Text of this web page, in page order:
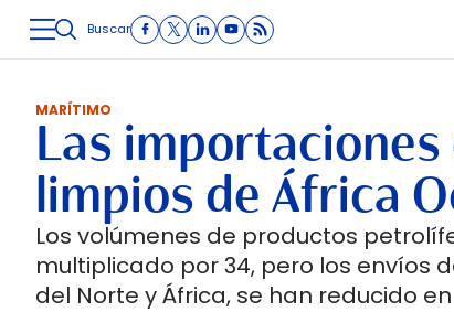
LOGÍSTICA INMOLOGÍSTICA INTRALOGÍSTICA
Buscar
MARÍTIMO
Las
limpios de África
Los volúmenes de productos
multiplicado por 34, pero los envíos
del Norte y África, se han reducido